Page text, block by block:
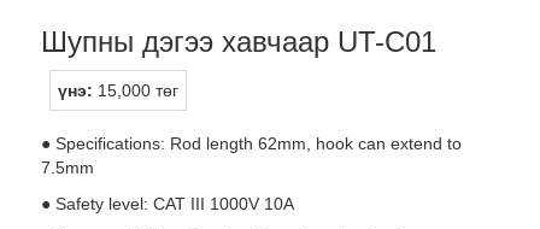
Шупны дэгээ хавчаар UT-C01
үнэ: 15,000 төг
● Specifications: Rod length 62mm, hook can extend to
7.5mm
● Safety level: CAT III 1000V 10A